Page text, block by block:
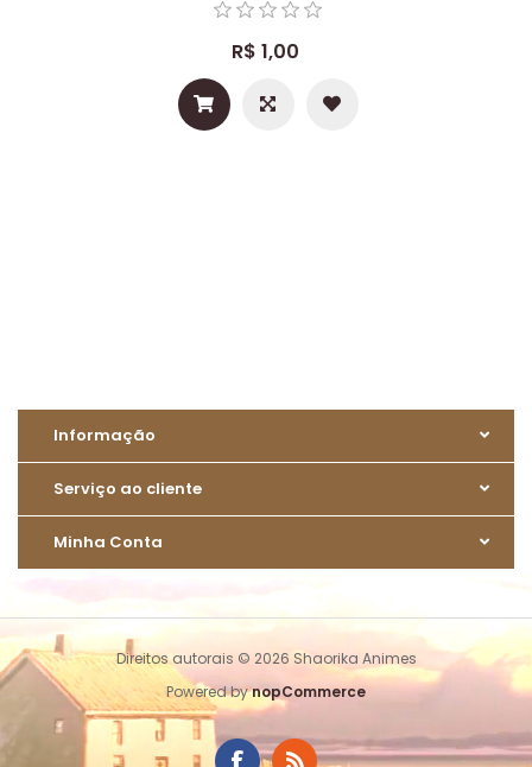
R$ 1,00
Informação
Serviço ao cliente
Minha Conta
Direitos autorais © 2026 Shaorika Animes
Powered bynopCommerce